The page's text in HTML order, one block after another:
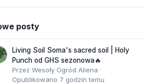
posty
Living Soil Soma's sacred soil | Holy
Punch od GHS sezonowa🔥
Przez Wesoły Ogród Aliena ·
Opublikowano 7 godzin temu